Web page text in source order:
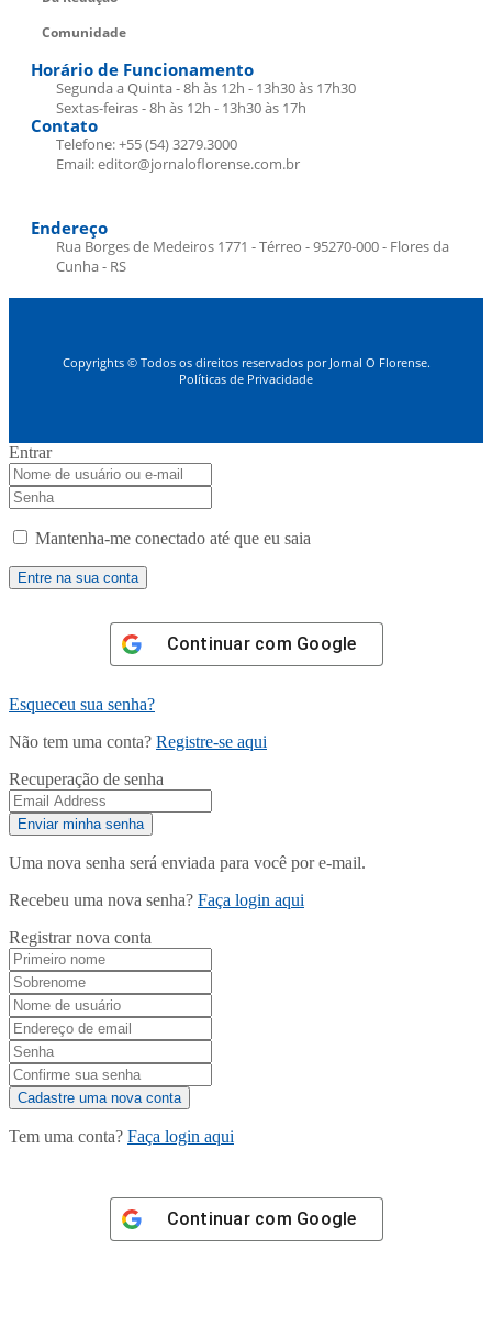
Comunidade
Horário de Funcionamento
Segunda a Quinta - 8h às 12h - 13h30 às 17h30
Sextas-feiras - 8h às 12h - 13h30 às 17h
Contato
Telefone: +55 (54) 3279.3000
Email: editor@jornaloflorense.com.br
Endereço
Rua Borges de Medeiros 1771 - Térreo - 95270-000 - Flores da
Cunha - RS
Copyrights © Todos os direitos reservados por Jornal O Florense.
Políticas de Privacidade
Entrar
Mantenha-me conectado até que eu saia
Continuar com Google
Esqueceu sua senha?
Não tem uma conta? Registre-se aqui
Recuperação de senha
Uma nova senha será enviada para você por e-mail.
Recebeu uma nova senha? Faça login aqui
Registrar nova conta
Tem uma conta? Faça login aqui
Continuar com Google